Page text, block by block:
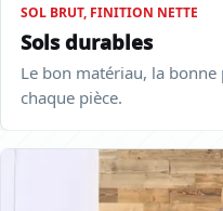
SOL BRUT, FINITION NETTE
Sols durables
Le bon matériau, la
chaque pièce.